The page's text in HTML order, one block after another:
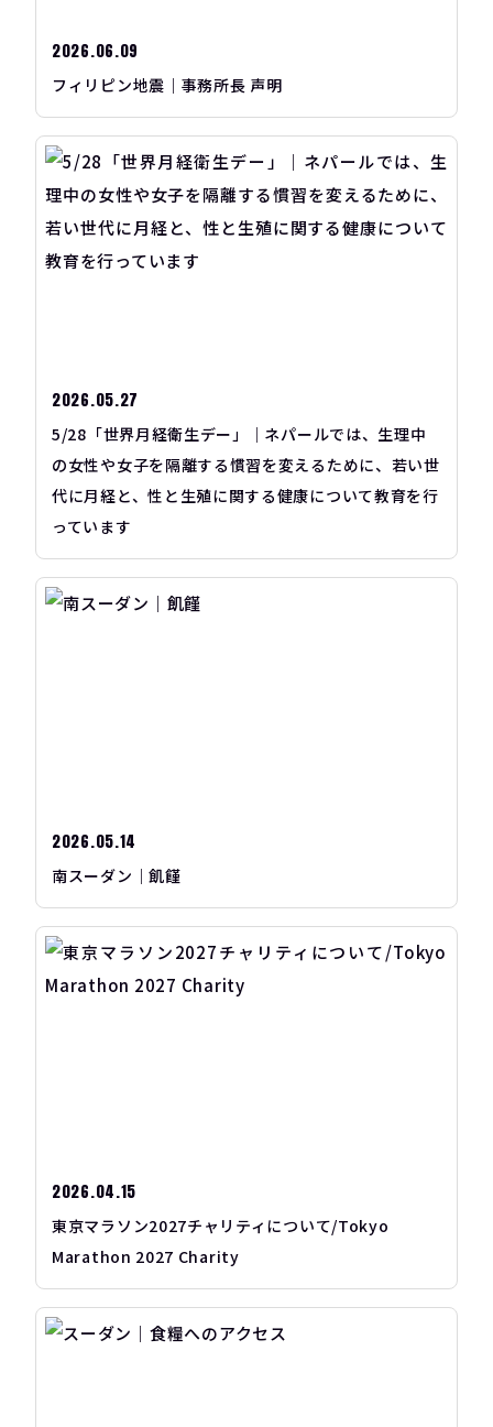
2026.06.09
フィリピン地震｜事務所長 声明
2026.05.27
5/28「世界月経衛生デー」｜ネパールでは、生理中
の女性や女子を隔離する慣習を変えるために、若い世
代に月経と、性と生殖に関する健康について教育を行
っています
2026.05.14
南スーダン｜飢饉
2026.04.15
東京マラソン2027チャリティについて/Tokyo
Marathon 2027 Charity